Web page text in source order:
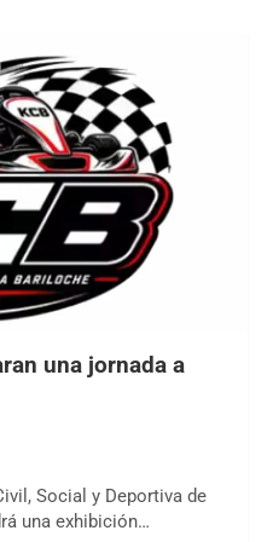
una jornada a
Social y Deportiva de
una exhibición…